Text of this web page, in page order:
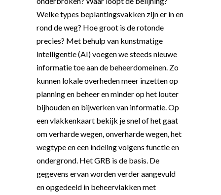
Welke types beplantingsvakken zijn er in en
rond de weg? Hoe groot is de rotonde
precies? Met behulp van kunstmatige
intelligentie (AI) voegen we steeds nieuwe
informatie toe aan de beheerdomeinen. Zo
kunnen lokale overheden meer inzetten op
planning en beheer en minder op het louter
bijhouden en bijwerken van informatie. Op
een vlakkenkaart bekijk je snel of het gaat
om verharde wegen, onverharde wegen, het
wegtype en een indeling volgens functie en
ondergrond. Het GRB is de basis. De
gegevens ervan worden verder aangevuld
en opgedeeld in beheervlakken met